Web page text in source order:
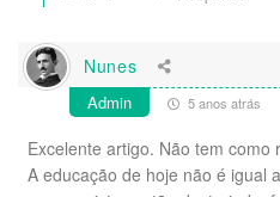
Nunes
Admin 5 anos atrás
Excelente artigo. Não tem
A educação de hoje não é igual